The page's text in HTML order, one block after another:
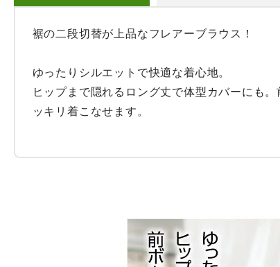
裾の二段切替が上品なフレアーブラウス！
ゆったりシルエットで快適な着心地。
ヒップまで隠れるロング丈で体型カバーにも
ッキリ着こなせます。